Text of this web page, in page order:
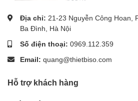
Địa chỉ: 21-23 Nguyễn Công Hoan,
Ba Đình, Hà Nội
Số điện thoại: 0969.112.359
Email: quang@thietbiso.com
Hỗ trợ khách hàng